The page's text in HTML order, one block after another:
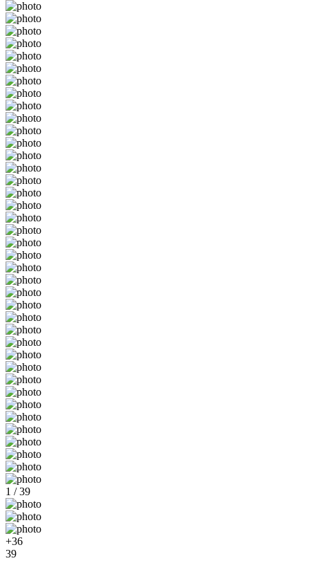
1 / 39
+36
39